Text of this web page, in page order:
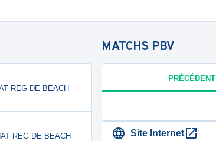
REG DE BEACH
REG DE BEACH
MATCHS PBV
PRÉCÉDENT
Site Internet